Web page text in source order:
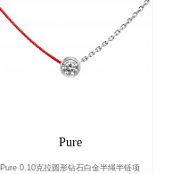
Pure
Pure 0.10克拉圆形钻石白金半绳半链项